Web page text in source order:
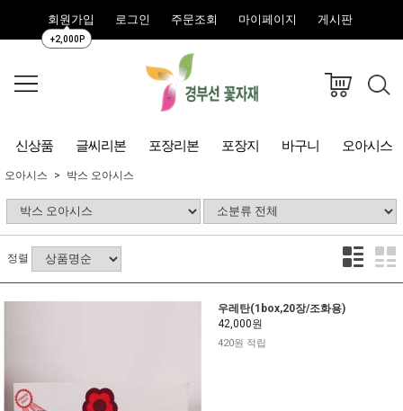
회원가입
+2,000P
로그인 주문조회 마이페이지 게시판
신상품 글씨리본 포장리본 포장지 바구니 오아시스
오아시스 박스 오아시스
정렬
우레탄(1box,20장/조화용)
42,000원
420원 적립